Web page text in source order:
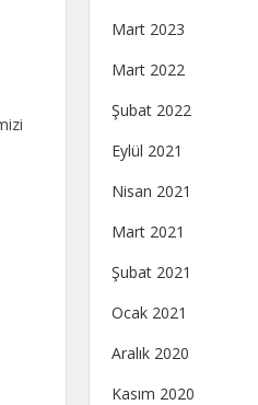
Mart 2023
Mart 2022
Şubat 2022
Eylül 2021
Nisan 2021
Mart 2021
Şubat 2021
Ocak 2021
Aralık 2020
Kasım 2020